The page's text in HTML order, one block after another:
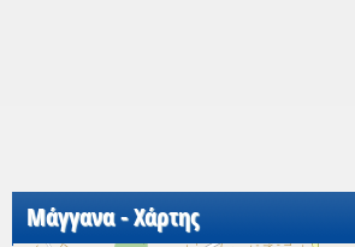
Μάγγανα - Χάρτης